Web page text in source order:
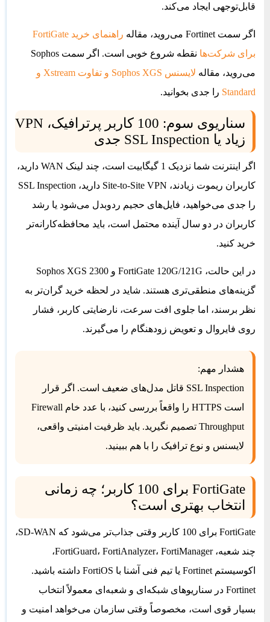
قابل‌توجهی ایجاد می‌کند.
اگر سمت Fortinet می‌روید، مقاله
راهنمای خرید FortiGate
برای شرکت‌ها
نقطه شروع خوبی است. اگر سمت Sophos
می‌روید، مقاله
لایسنس Sophos XGS و تفاوت Xstream و
Standard را جدی بخوانید.
سناریوی سوم: 100 کاربر پرترافیک، VPN
زیاد یا SSL Inspection جدی
اگر اینترنت شما نزدیک 1 گیگابیت است، چند لینک WAN دارید،
کاربران ریموت زیادند، Site-to-Site VPN دارید، SSL Inspection
را جدی می‌خواهید، فایل‌های حجیم ردوبدل می‌شود یا رشد
کاربران در دو سال آینده محتمل است، باید محافظه‌کارانه‌تر
خرید کنید.
در این حالت، FortiGate 120G/121G و Sophos XGS 2300
گزینه‌های منطقی‌تری هستند. شاید در لحظه خرید گران‌تر به
نظر برسند، اما جلوی افت سرعت، نارضایتی کاربر، فشار
روی فایروال و تعویض زودهنگام را می‌گیرند.
هشدار مهم:
SSL Inspection قاتل مدل‌های ضعیف است. اگر قرار
است HTTPS را واقعاً بررسی کنید، با عدد خام Firewall
Throughput تصمیم نگیرید. باید ظرفیت امنیتی واقعی،
لایسنس و نوع ترافیک را با هم ببینید.
FortiGate برای 100 کاربر؛ چه زمانی
انتخاب بهتری است؟
FortiGate برای 100 کاربر وقتی جذاب‌تر می‌شود که SD-WAN،
چند شعبه، FortiGuard، FortiAnalyzer، FortiManager،
اکوسیستم Fortinet یا تیم فنی آشنا با FortiOS داشته باشید.
Fortinet در سناریوهای شبکه‌ای و شعبه‌ای معمولاً انتخاب
بسیار قوی است، مخصوصاً وقتی سازمان می‌خواهد امنیت و